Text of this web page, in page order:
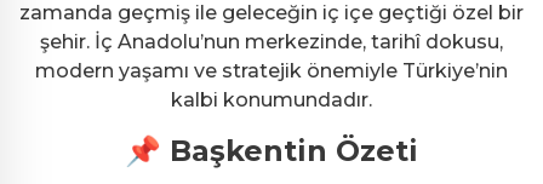
zamanda geçmiş ile geleceğin iç içe geçtiği özel bir
şehir. İç Anadolu’nun merkezinde, tarihî dokusu,
modern yaşamı ve stratejik önemiyle Türkiye’nin
kalbi konumundadır.
📌 Başkentin Özeti